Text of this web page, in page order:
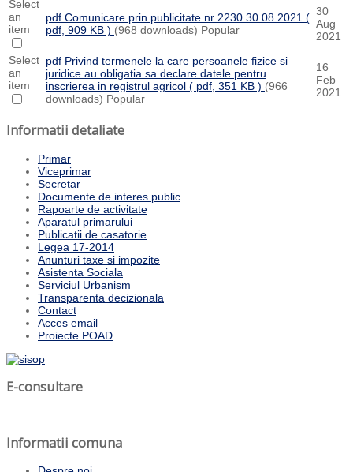
Select
an
item
pdf Comunicare prin publicitate nr 2230 30 08 2021 (
pdf, 909 KB ) (968 downloads) Popular
30
Aug
2021
Select
an
item
pdf Privind termenele la care persoanele fizice si
juridice au obligatia sa declare datele pentru
inscrierea in registrul agricol ( pdf, 351 KB ) (966
downloads) Popular
16
Feb
2021
Informatii detaliate
Primar
Viceprimar
Secretar
Documente de interes public
Rapoarte de activitate
Aparatul primarului
Publicatii de casatorie
Legea 17-2014
Anunturi taxe si impozite
Asistenta Sociala
Serviciul Urbanism
Transparenta decizionala
Contact
Acces email
Proiecte POAD
E-consultare
Informatii comuna